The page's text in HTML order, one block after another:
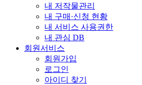
내 저작물관리
내 구매·신청 현황
내 서비스 사용권한
내 관심 DB
회원서비스
회원가입
로그인
아이디 찾기